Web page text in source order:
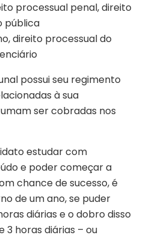
processual penal, direito
pública
direito processual do
possui seu regimento
à sua
ser cobradas nos
estudar com
e poder começar a
chance de sucesso, é
de um ano, se puder
diárias e o dobro disso
3 horas diárias – ou